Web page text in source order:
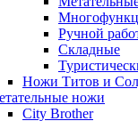
Ручной
Складные
Ножи Титов и
ножи
City Brother